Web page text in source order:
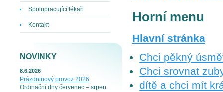
Horní menu
Hlavní stránka
Chci pěkný
Chci srovnat
dítě a chci mít
Spolupracující lékaři
Kontakt
NOVINKY
8.6.2026
Prázdninový provoz 2026
Ordinační dny červenec – srpen